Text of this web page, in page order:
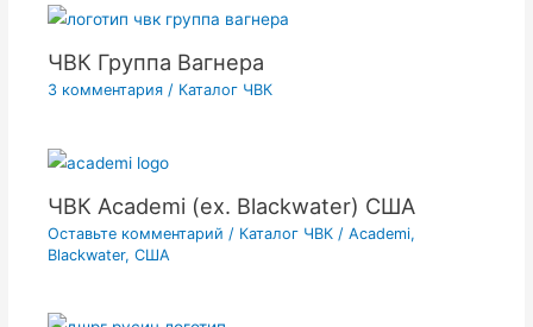
ЧВК Группа Вагнера
3 комментария / Каталог ЧВК
ЧВК Academi (ex. Blackwater) США
Оставьте комментарий / Каталог ЧВК /Academi,
Blackwater,США